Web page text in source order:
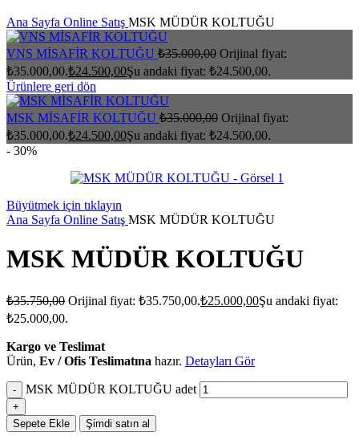
Ana Sayfa Online Satış MSK MÜDÜR KOLTUĞU
VNS MİSAFİR KOLTUĞU ₺35.000,00 Orijinal fiyat:
₺35.000,00.₺24.500,00Şu andaki fiyat: ₺24.500,00.
Ürünlere geri dön
MSK MİSAFİR KOLTUĞU ₺35.000,00 Orijinal fiyat:
₺35.000,00.₺24.500,00Şu andaki fiyat: ₺24.500,00.
- 30%
Büyütmek için tıklayın
Ana Sayfa Online Satış MSK MÜDÜR KOLTUĞU
MSK MÜDÜR KOLTUĞU
₺35.750,00 Orijinal fiyat: ₺35.750,00.₺25.000,00Şu andaki fiyat:
₺25.000,00.
Kargo ve Teslimat
Ürün, Ev / Ofis Teslimatına hazır. Detayları Gör
MSK MÜDÜR KOLTUĞU adet
Sepete Ekle Şimdi satın al